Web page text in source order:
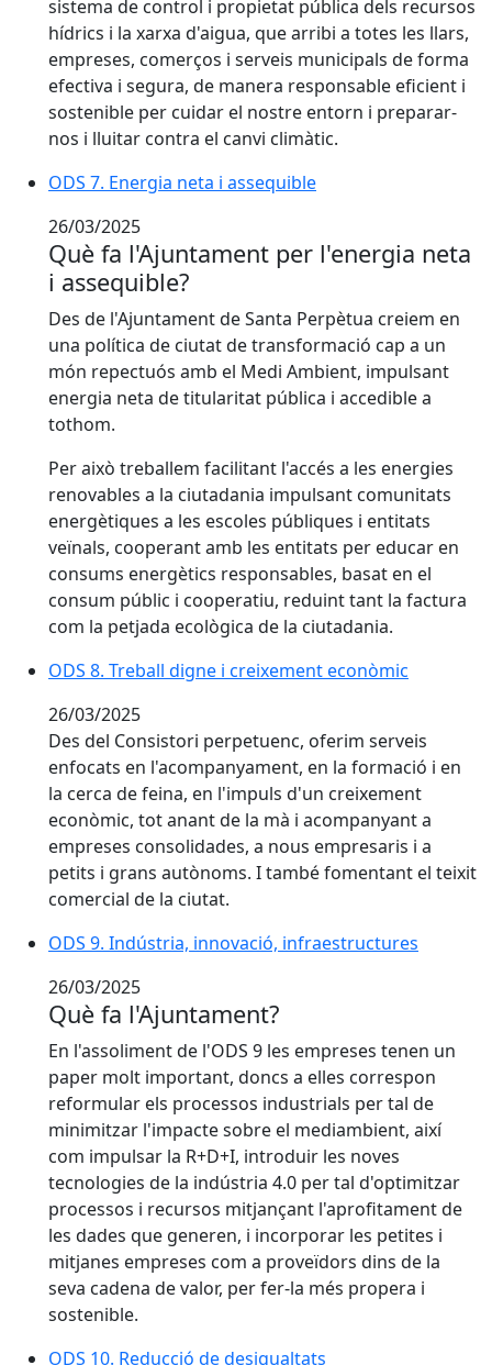
sistema de control i propietat pública dels recursos
hídrics i la xarxa d'aigua, que arribi a totes les llars,
empreses, comerços i serveis municipals de forma
efectiva i segura, de manera responsable eficient i
sostenible per cuidar el nostre entorn i preparar-
nos i lluitar contra el canvi climàtic.
ODS 7. Energia neta i assequible
26/03/2025
Què fa l'Ajuntament per l'energia neta
i assequible?
Des de l'Ajuntament de Santa Perpètua creiem en
una política de ciutat de transformació cap a un
món repectuós amb el Medi Ambient, impulsant
energia neta de titularitat pública i accedible a
tothom.
Per això treballem facilitant l'accés a les energies
renovables a la ciutadania impulsant comunitats
energètiques a les escoles públiques i entitats
veïnals, cooperant amb les entitats per educar en
consums energètics responsables, basat en el
consum públic i cooperatiu, reduint tant la factura
com la petjada ecològica de la ciutadania.
ODS 8. Treball digne i creixement econòmic
26/03/2025
Des del Consistori perpetuenc, oferim serveis
enfocats en l'acompanyament, en la formació i en
la cerca de feina, en l'impuls d'un creixement
econòmic, tot anant de la mà i acompanyant a
empreses consolidades, a nous empresaris i a
petits i grans autònoms. I també fomentant el teixit
comercial de la ciutat.
ODS 9. Indústria, innovació, infraestructures
26/03/2025
Què fa l'Ajuntament?
En l'assoliment de l'ODS 9 les empreses tenen un
paper molt important, doncs a elles correspon
reformular els processos industrials per tal de
minimitzar l'impacte sobre el mediambient, així
com impulsar la R+D+I, introduir les noves
tecnologies de la indústria 4.0 per tal d'optimitzar
processos i recursos mitjançant l'aprofitament de
les dades que generen, i incorporar les petites i
mitjanes empreses com a proveïdors dins de la
seva cadena de valor, per fer-la més propera i
sostenible.
ODS 10. Reducció de desigualtats